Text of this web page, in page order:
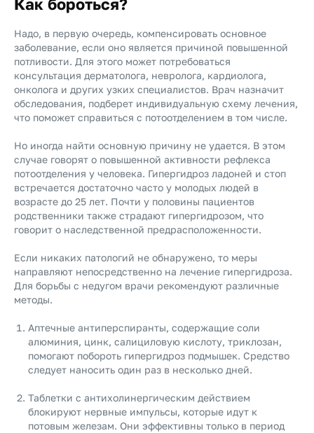
Как бороться?
Надо, в первую очередь, компенсировать основное
заболевание, если оно является причиной повышенной
потливости. Для этого может потребоваться
консультация дерматолога, невролога, кардиолога,
онколога и других узких специалистов. Врач назначит
обследования, подберет индивидуальную схему лечения,
что поможет справиться с потоотделением в том числе.
Но иногда найти основную причину не удается. В этом
случае говорят о повышенной активности рефлекса
потоотделения у человека. Гипергидроз ладоней и стоп
встречается достаточно часто у молодых людей в
возрасте до 25 лет. Почти у половины пациентов
родственники также страдают гипергидрозом, что
говорит о наследственной предрасположенности.
Если никаких патологий не обнаружено, то меры
направляют непосредственно на лечение гипергидроза.
Для борьбы с недугом врачи рекомендуют различные
методы.
Аптечные антиперспиранты, содержащие соли
алюминия, цинк, салициловую кислоту, триклозан,
помогают побороть гипергидроз подмышек. Средство
следует наносить один раз в несколько дней.
Таблетки с антихолинергическим действием
блокируют нервные импульсы, которые идут к
потовым железам. Они эффективны только в период